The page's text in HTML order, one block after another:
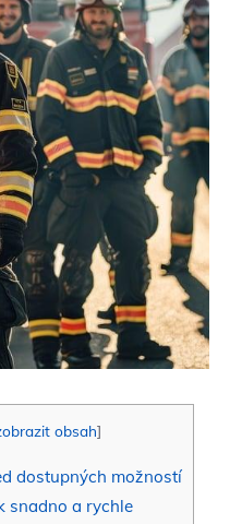
obsah]
dostupných možností
snadno a rychle